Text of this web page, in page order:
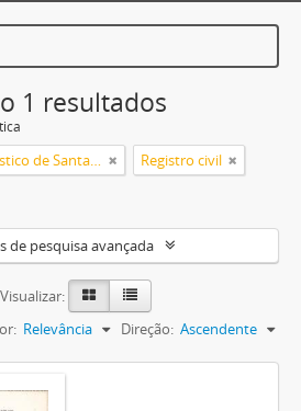
1 resultados
Arquivo Histórico Eclesiástico de Santa Catarina Registro civil
de pesquisa avançada
Visualizar:
Relevância Direção: Ascendente